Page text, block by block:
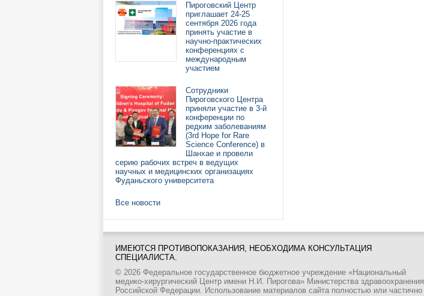
Пироговский Центр
приглашает 24-25
сентября 2026 года
принять участие в
научно-практических
конференциях с
международным
участием
Сотрудники
Пироговского Центра
приняли участие в 3-й
конференции по
редким заболеваниям
(3rd Hope for Rare
Science Conference) в
Шанхае и провели
серию рабочих встреч в ведущих
научных и медицинских организациях
Фуданьского университета
Все новости
ИМЕЮТСЯ ПРОТИВОПОКАЗАНИЯ, НЕОБХОДИМА КОНСУЛЬТАЦИЯ
СПЕЦИАЛИСТА.
© 2026 Федеральное государственное бюджетное учреждение «Национальный
медико-хирургический Центр имени Н.И. Пирогова» Министерства здравоохранения
Российской Федерации. Использование материалов сайта полностью или частично